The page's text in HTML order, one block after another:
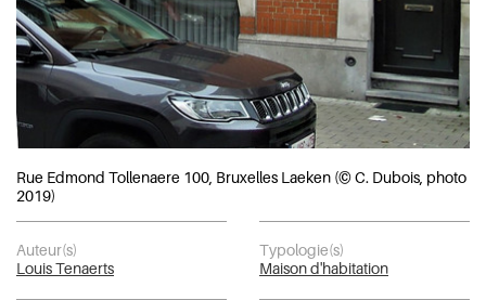
Rue Edmond Tollenaere 100, Bruxelles Laeken (© C. Dubois, photo
2019)
Auteur(s)
Louis Tenaerts
Typologie(s)
Maison d'habitation